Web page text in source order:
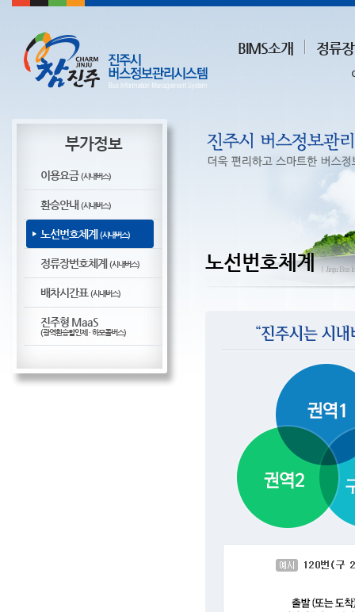
BIMS소개 정류
부가정보
이용요금(시내버스)
환승안내 (시내버스)
노선번호체계 (시내버스)
정류장번호체계 (시내버스)
배차시간표 (시내버스)
진주형 MaaS
(광역환승할인제 · 하모콜버스)
노선번호체계 ㅣJinju Bus